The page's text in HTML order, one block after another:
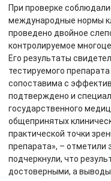
При проверке
международные нормы
проведено двойное
контролируемое
Его результаты
тестируемого
сопоставима с
подтверждено и
государственного
общепринятых
практической точки
препарата», – отметили
подчеркнули, что
достоверными, а